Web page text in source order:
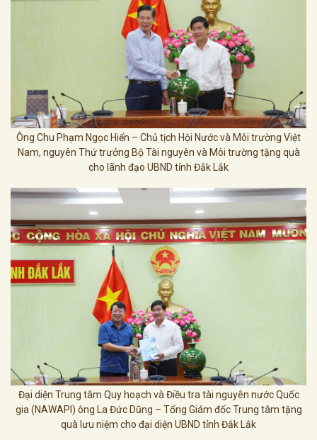
Ông Chu Phạm Ngọc Hiển – Chủ tịch Hội Nước và Môi trường Việt
Nam, nguyên Thứ trưởng Bộ Tài nguyên và Môi trường tặng quà
cho lãnh đạo UBND tỉnh Đắk Lắk
Đại diện Trung tâm Quy hoạch và Điều tra tài nguyên nước Quốc
gia (NAWAPI) ông La Đức Dũng – Tổng Giám đốc Trung tâm tặng
quà lưu niệm cho đại diện UBND tỉnh Đắk Lắk